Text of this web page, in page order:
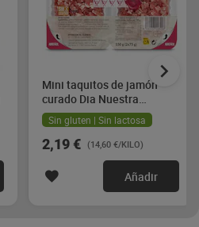
Mini taquitos de jamón
curado Dia Nuestra
Alacena 2 x 75 g
Sin gluten | Sin lactosa
2,19 € (14,60 €/KILO)
Añadir